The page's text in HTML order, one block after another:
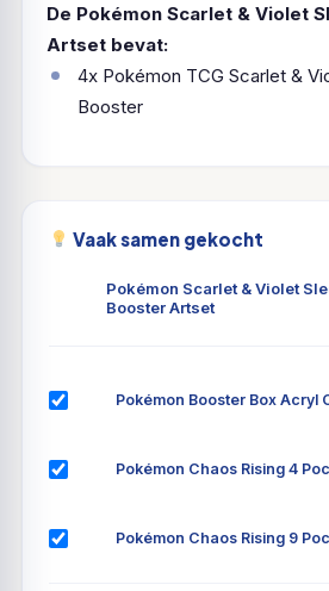
De Pokémon Scarlet & Violet
Artset bevat:
4x Pokémon TCG Scarlet &
Booster
Vaak samen gekocht
Pokémon Scarlet & Violet
Booster Artset
Pokémon Booster Box Acryl
Pokémon Chaos Rising 4
Pokémon Chaos Rising 9